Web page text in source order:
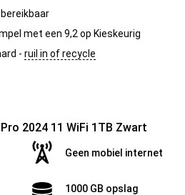
met een 9,2 op Kieskeurig
- ruil in of recycle
2024 11 WiFi 1TB Zwart
Geen mobiel internet
1000 GB opslag